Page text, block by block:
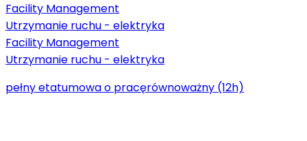
Facility Management
Utrzymanie ruchu - elektryka
Facility Management
Utrzymanie ruchu - elektryka
pełny etatumowa o pracęrównoważny (12h)